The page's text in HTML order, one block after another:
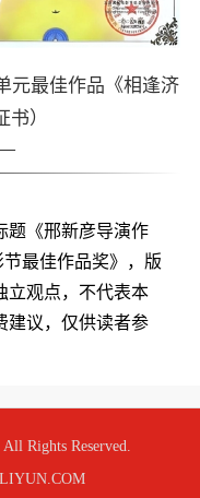
元最佳作品《相逢济
）
—
题《邢新彦导演作
最佳作品奖》，版
立观点，不代表本
建议，仅供读者参
All Rights Reserved.